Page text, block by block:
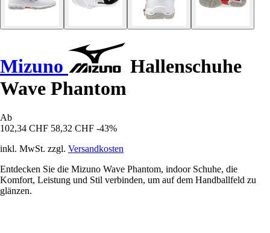
Mizuno
Hallenschuhe
Wave Phantom
Ab
102,34 CHF 58,32 CHF -43%
inkl. MwSt. zzgl. Versandkosten
Entdecken Sie die Mizuno Wave Phantom, indoor Schuhe, die
Komfort, Leistung und Stil verbinden, um auf dem Handballfeld zu
glänzen.